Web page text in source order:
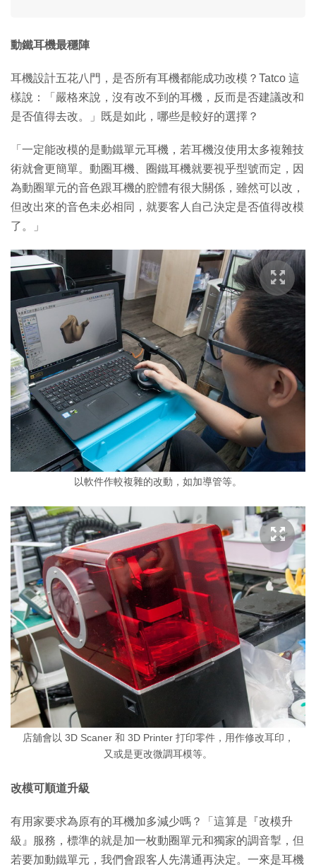
動鐵耳機最穩陣
耳機設計五花八門，是否所有耳機都能成功改模？Tatco 這
樣說：「嚴格來說，沒有改不到的耳機，反而是否建議改和
是否值得去改。」既是如此，哪些是較好的選擇？
「一定能改模的是動鐵單元耳機，若耳機沒使用太多複雜技
術就會更簡單。動圈耳機、圈鐵耳機就要視乎型號而定，因
為動圈單元的音色跟耳機的腔體有很大關係，雖然可以改，
但改出來的音色未必相同，就要客人自己決定是否值得改模
了。」
以軟件作較複雜的改動，如加導管等。
店舖會以 3D Scaner 和 3D Printer 打印零件，用作修改耳印，
又或是更改微調耳模等。
改模可順道升級
有用家要求為原有的耳機加多減少嗎？「這算是『改模升
級』服務，標準的就是加一枚動圈單元和獨家的調音掣，但
若要加動鐵單元，我們會跟客人先溝通再決定。一來是耳機